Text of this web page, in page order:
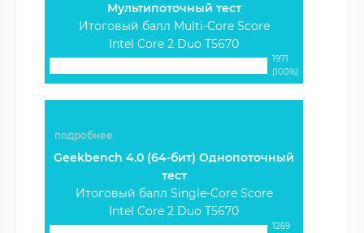
Мультипоточный тест
Итоговый балл Multi-Core Score
Intel Core 2 Duo T5670
1971
(100%)
подробнее
Geekbench 4.0 (64-бит) Однопоточный
тест
Итоговый балл Single-Core Score
Intel Core 2 Duo T5670
1269